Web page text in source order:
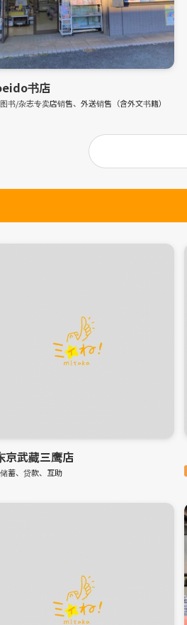
书店
图书/杂志专卖店销售、外送销售（含外文书籍）
京武藏三鹰店
储蓄、贷款、互助